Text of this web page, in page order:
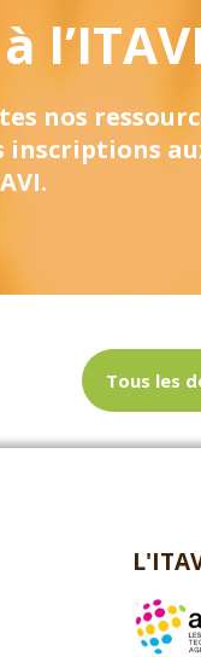
nos
inscriptions
Tous les